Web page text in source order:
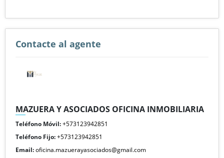
Contacte al agente
MAZUERA Y ASOCIADOS OFICINA INMOBILIARIA
Teléfono Móvil:+573123942851
Teléfono Fijo:+573123942851
Email:oficina.mazuerayasociados@gmail.com